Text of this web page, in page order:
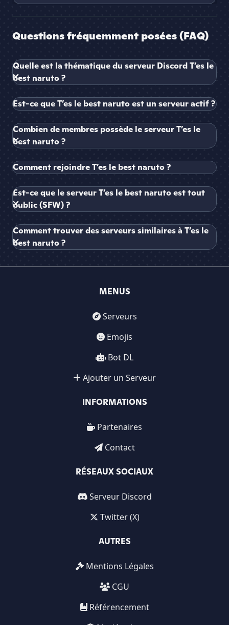
Questions fréquemment posées (FAQ)
Quelle est la thématique du serveur Discord T’es le
best naruto ?
Est-ce que T’es le best naruto est un serveur actif ?
Combien de membres possède le serveur T’es le
best naruto ?
Comment rejoindre T’es le best naruto ?
Est-ce que le serveur T’es le best naruto est tout
public (SFW) ?
Comment trouver des serveurs similaires à T’es le
best naruto ?
MENUS
Serveurs
Emojis
Bot DL
Ajouter un Serveur
INFORMATIONS
Partenaires
Contact
RÉSEAUX SOCIAUX
Serveur Discord
Twitter (X)
AUTRES
Mentions Légales
CGU
Référencement